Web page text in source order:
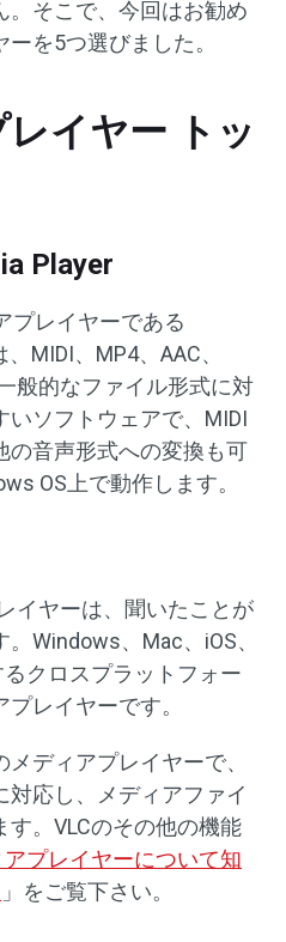
。そこで、今回はお勧め
を5つ選びました。
イヤー トッ
Player
プレイヤーである
MIDI、MP4、AAC、
般的なファイル形式に対
ソフトウェアで、MIDI
の音声形式への変換も可
OS上で動作します。
イヤーは、聞いたことが
Windows、Mac、iOS、
クロスプラットフォー
レイヤーです。
ディアプレイヤーで、
応し、メディアファイ
。VLCのその他の機能
アプレイヤーについて知
」をご覧下さい。